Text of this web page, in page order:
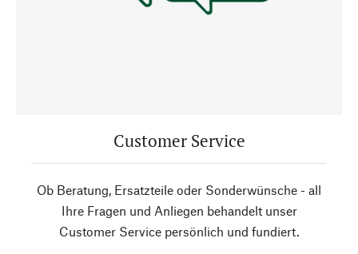
Customer Service
Ob Beratung, Ersatzteile oder Sonderwünsche - all
Ihre Fragen und Anliegen behandelt unser
Customer Service persönlich und fundiert.